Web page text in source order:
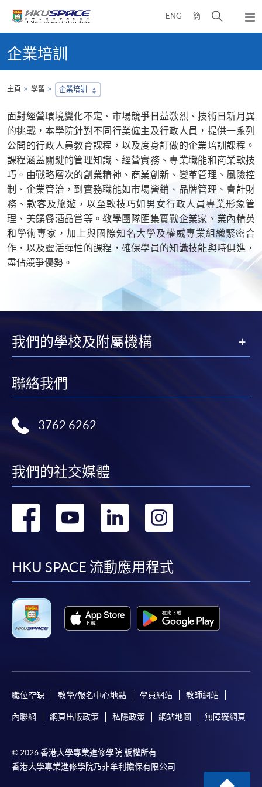
ENG 簡
開
彈
出
單
content
start企業培訓
主頁 學習 企業培訓
面對經營環境變化不定、市場競爭日益激烈、技術日新月異
的挑戰，本學院針對不同行業僱主及行政人員，提供一系列
公開的行政人員教育課程，以及度身訂做的企業培訓課程。
課程涵蓋關鍵的管理知識、經營實務、專業職能和商業軟技
巧。由戰略層次的創業精神、商業創新、變革管理、風險控
制、企業管治，到實務職能如市場營銷、品牌管理、會計財
務、款客及旅遊，以至軟技巧如男女行政人員專業形象管
理、美饌餐酒品嘗等。教學團隊匯集實戰企業家、業內精英
和學術專家，加上與國際知名大學及權威專業組織緊密合
作，以及靈活彈性的課程，確保學員的知識技能與時俱進，
盡佔競爭優勢。
我們的學校及附屬機構
聯絡我們
3762 6262
我們的社交媒體
轉
facebook
轉
youtube
轉
linkedin
轉
HKU SPACE 流動應用程式
職位空缺 教學/報名中心地點 學員網站 教師網站
內聯網 網頁出版政策 私隱政策 網站地圖 無障礙網頁
© 2026 香港大學專業進修學院 版權所有
香港大學專業進修學院乃非牟利擔保有限公司